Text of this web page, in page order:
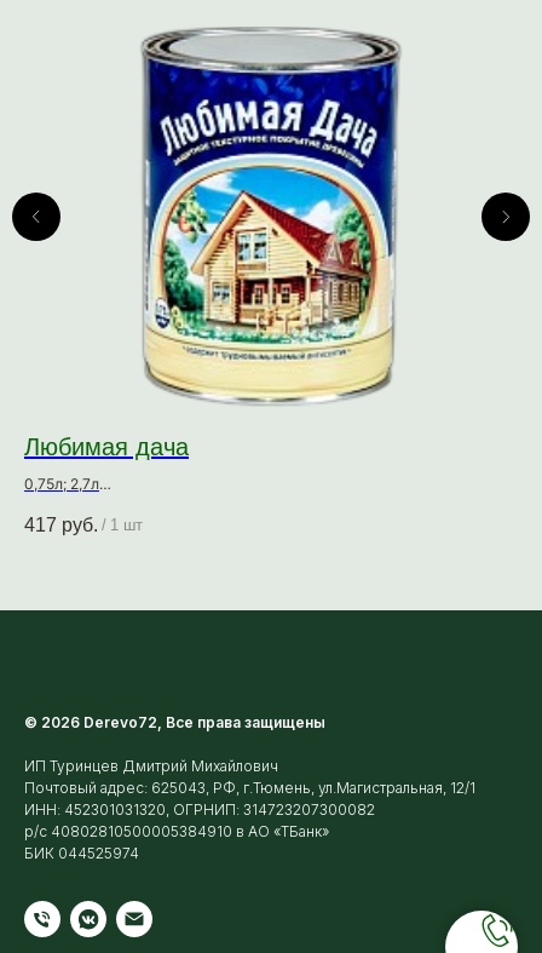
Любимая дача
0,75л; 2,7л
417 руб. / 1 шт
© 2026 Derevo72, Все права защищены
ИП Туринцев Дмитрий Михайлович
Почтовый адрес: 625043, РФ, г.Тюмень, ул.Магистральная, 12/1
ИНН: 452301031320, ОГРНИП: 314723207300082
р/с 40802810500005384910 в АО «ТБанк»
БИК 044525974